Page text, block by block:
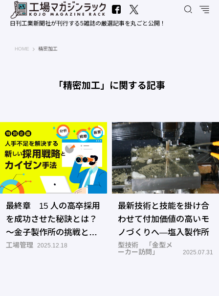
日刊工業新聞社が刊行する5雑誌の厳選記事を丸ごと公開！
HOME 工場マガジンラック｜日刊工業新聞社
精密加工
「精密加工」に関する記事
最終章 15 人の高卒採用
を成功させた秘訣とは？
～金子製作所の挑戦と成
果～
工場管理 2025.12.18
最新技術と技能を掛け合
わせて付加価値の高いモ
ノづくりへ―塩入製作所
型技術 「金型メ
ーカー訪問」
2025.07.31